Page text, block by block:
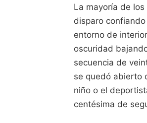
La mayoría de
disparo
entorno de
oscuridad
secuencia de
se quedó abierto
niño o el
centésima de